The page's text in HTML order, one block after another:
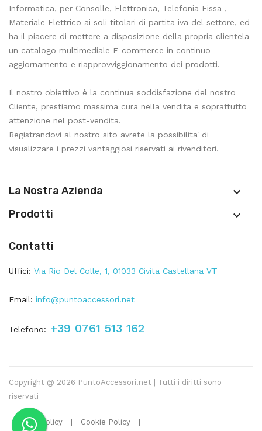
Informatica, per Consolle, Elettronica, Telefonia Fissa ,
Materiale Elettrico ai soli titolari di partita iva del settore, ed
ha il piacere di mettere a disposizione della propria clientela
un catalogo multimediale E-commerce in continuo
aggiornamento e riapprovviggionamento dei prodotti.
Il nostro obiettivo è la continua soddisfazione del nostro
Cliente, prestiamo massima cura nella vendita e soprattutto
attenzione nel post-vendita.
Registrandovi al nostro sito avrete la possibilita' di
visualizzare i prezzi vantaggiosi riservati ai rivenditori.
La Nostra Azienda 
Prodotti 
Contatti
Uffici: Via Rio Del Colle, 1, 01033 Civita Castellana VT
Email: info@puntoaccessori.net
Telefono: +39 0761 513 162
Copyright @ 2026 PuntoAccessori.net | Tutti i diritti sono
riservati
Privacy Policy Cookie Policy